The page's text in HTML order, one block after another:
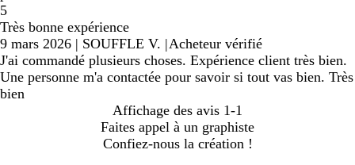
5
Très bonne expérience
9 mars 2026 | SOUFFLE V. |Acheteur vérifié
J'ai commandé plusieurs choses. Expérience client très bien.
Une personne m'a contactée pour savoir si tout vas bien. Très
bien
Affichage des avis 1-1
Faites appel à un graphiste
Confiez-nous la création !